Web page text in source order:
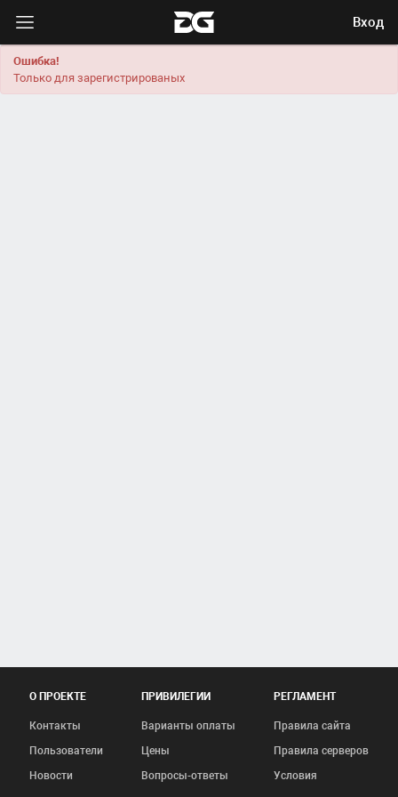
Вход
Ошибка!
Только для зарегистрированых
О ПРОЕКТЕ
Контакты
Пользователи
Новости
ПРИВИЛЕГИИ
Варианты оплаты
Цены
Вопросы-ответы
РЕГЛАМЕНТ
Правила сайта
Правила серверов
Условия